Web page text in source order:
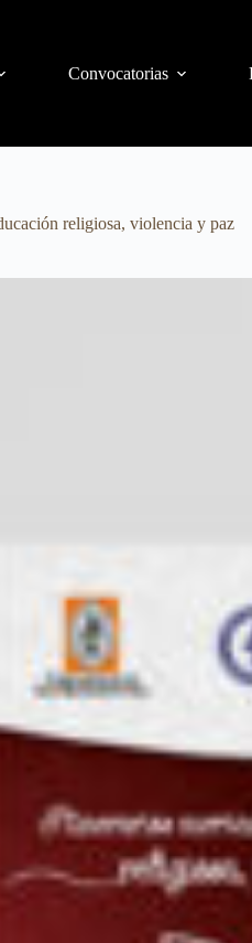
Convocatorias
religiosa, violencia y paz